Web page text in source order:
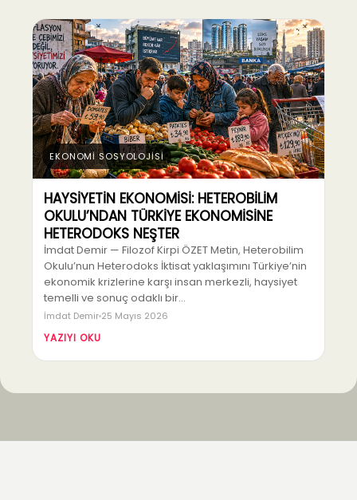
EKONOMİ SOSYOLOJİSİ
HAYSİYETİN EKONOMİSİ: HETEROBİLİM
OKULU’NDAN TÜRKİYE EKONOMİSİNE
HETERODOKS NEŞTER
İmdat Demir — Filozof Kirpi ÖZET Metin, Heterobilim
Okulu’nun Heterodoks İktisat yaklaşımını Türkiye’nin
ekonomik krizlerine karşı insan merkezli, haysiyet
temelli ve sonuç odaklı bir…
İmdat Demir 25 Mayıs 2026
YAZIYI OKU